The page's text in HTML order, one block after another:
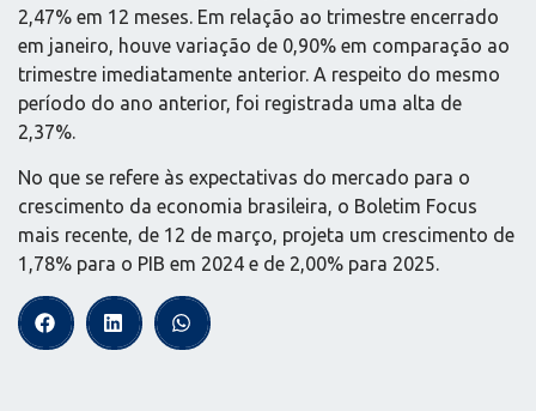
2,47% em 12 meses. Em relação ao trimestre encerrado
em janeiro, houve variação de 0,90% em comparação ao
trimestre imediatamente anterior. A respeito do mesmo
período do ano anterior, foi registrada uma alta de
2,37%.
No que se refere às expectativas do mercado para o
crescimento da economia brasileira, o Boletim Focus
mais recente, de 12 de março, projeta um crescimento de
1,78% para o PIB em 2024 e de 2,00% para 2025.